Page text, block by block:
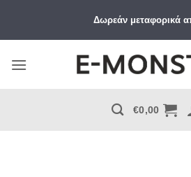
περιεχόμενο
Δωρεάν μεταφορικά
€0,00